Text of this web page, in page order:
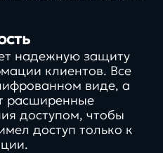
надежную защиту
клиентов. Все
виде, а
расширенные
доступом, чтобы
доступ только к